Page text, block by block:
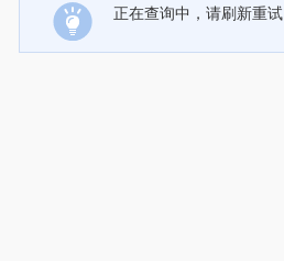
正在查询中，请刷新重试